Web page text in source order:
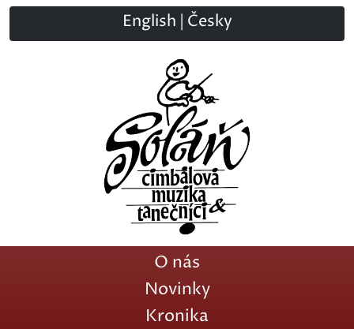
English Česky
O nás
Novinky
Kronika